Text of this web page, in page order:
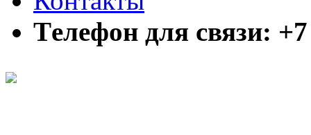
Tелефон для связи: